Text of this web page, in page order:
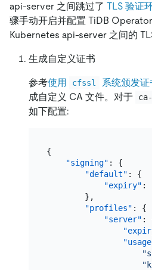
api-server 之间跳过了 TLS 验证
骤手动开启并配置 TiDB
Kubernetes api-server 之间的
生成自定义证书
参考使用 cfssl 系统颁发证
成自定义 CA 文件。对于
如下配置:
{
"signing" :
{
"default" :
{
"expiry" :
} ,
"profiles" :
{
"server" :